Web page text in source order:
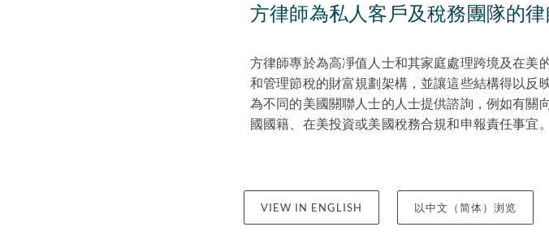
方律師為私人客戶及稅務團隊的律
方律師專於為高凈值人士和其家庭處理跨境及在美
和管理節稅的財富規劃架構，並讓這些結構得以反
為不同的美國關聯人士的人士提供諮詢，例如有關
國國籍、在美投資或美國稅務合規和申報責任事宜。
VIEW IN ENGLISH 以中文（简体）浏览